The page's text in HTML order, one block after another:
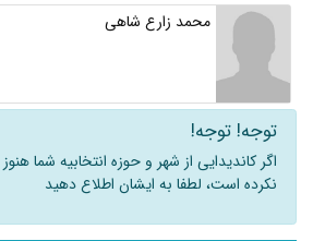
محمد زارع شاهی
توجه! توجه!
اگر کاندیدایی از شهر و حوزه انتخابیه شما
نکرده است، لطفا به ایشان اطلاع دهید